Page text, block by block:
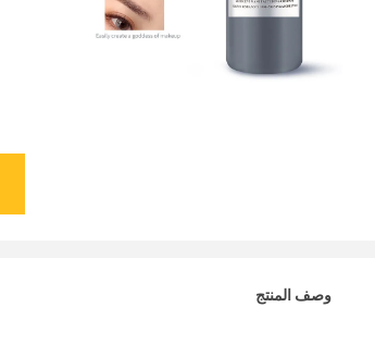
وصف المنتج